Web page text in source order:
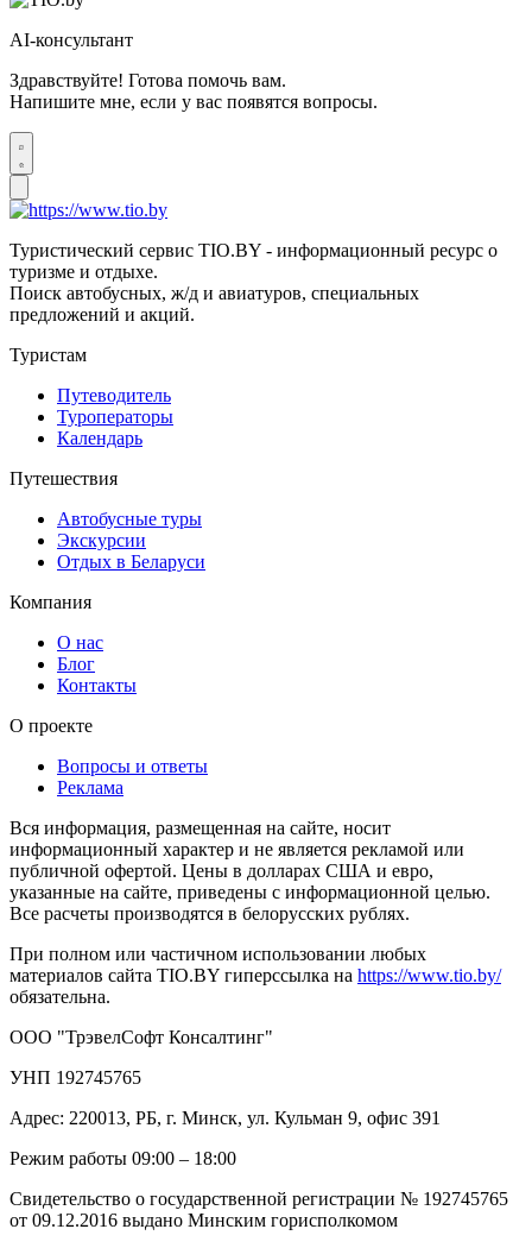
AI-консультант
Здравствуйте! Готова помочь вам.
Напишите мне, если у вас появятся вопросы.
Туристический сервис TIO.BY - информационный ресурс о
туризме и отдыхе.
Поиск автобусных, ж/д и авиатуров, специальных
предложений и акций.
Туристам
Путеводитель
Туроператоры
Календарь
Путешествия
Автобусные туры
Экскурсии
Отдых в Беларуси
Компания
О нас
Блог
Контакты
О проекте
Вопросы и ответы
Реклама
Вся информация, размещенная на сайте, носит
информационный характер и не является рекламой или
публичной офертой. Цены в долларах США и евро,
указанные на сайте, приведены с информационной целью.
Все расчеты производятся в белорусских рублях.
При полном или частичном использовании любых
материалов сайта TIO.BY гиперссылка на https://www.tio.by/
обязательна.
ООО "ТрэвелСофт Консалтинг"
УНП 192745765
Адрес: 220013, РБ, г. Минск, ул. Кульман 9, офис 391
Режим работы 09:00 – 18:00
Свидетельство о государственной регистрации № 192745765
от 09.12.2016 выдано Минским горисполкомом